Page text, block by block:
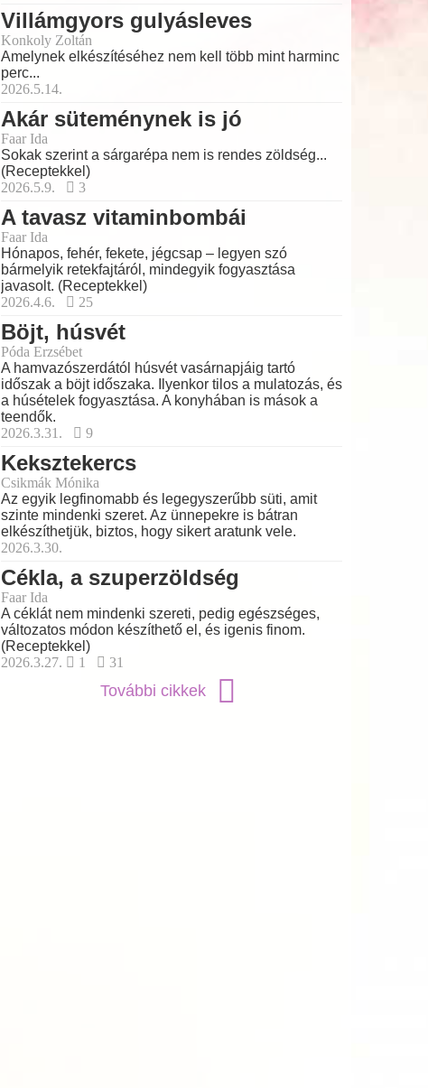
Villámgyors gulyásleves
Konkoly Zoltán
Amelynek elkészítéséhez nem kell több mint harminc
perc...
2026.5.14.
Akár süteménynek is jó
Faar Ida
Sokak szerint a sárgarépa nem is rendes zöldség...
(Receptekkel)
2026.5.9.
3
A tavasz vitaminbombái
Faar Ida
Hónapos, fehér, fekete, jégcsap – legyen szó
bármelyik retekfajtáról, mindegyik fogyasztása
javasolt. (Receptekkel)
2026.4.6.
25
Böjt, húsvét
Póda Erzsébet
A hamvazószerdától húsvét vasárnapjáig tartó
időszak a böjt időszaka. Ilyenkor tilos a mulatozás, és
a húsételek fogyasztása. A konyhában is mások a
teendők.
2026.3.31.
9
Keksztekercs
Csikmák Mónika
Az egyik legfinomabb és legegyszerűbb süti, amit
szinte mindenki szeret. Az ünnepekre is bátran
elkészíthetjük, biztos, hogy sikert aratunk vele.
2026.3.30.
Cékla, a szuperzöldség
Faar Ida
A céklát nem mindenki szereti, pedig egészséges,
változatos módon készíthető el, és igenis finom.
(Receptekkel)
2026.3.27.
1 31
További cikkek